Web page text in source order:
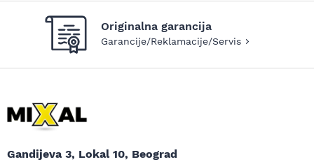
Originalna garancija
Garancije/Reklamacije/Servis
Gandijeva 3, Lokal 10, Beograd